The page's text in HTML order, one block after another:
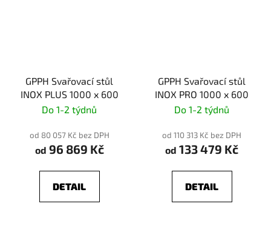
GPPH Svařovací stůl
INOX PLUS 1000 x 600
Do 1-2 týdnů
od 80 057 Kč bez DPH
od 96 869 Kč
DETAIL
GPPH Svařovací stůl
INOX PRO 1000 x 600
Do 1-2 týdnů
od 110 313 Kč bez DPH
od 133 479 Kč
DETAIL